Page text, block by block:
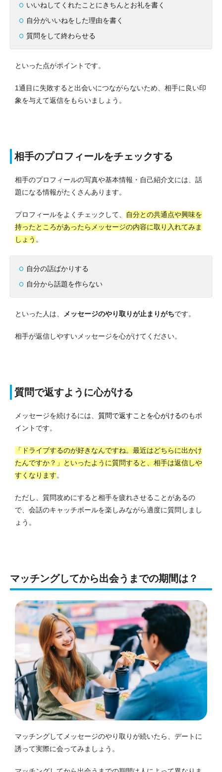
いいねしてくれたことにきちんとお礼を書く
自分がいいねをした理由を書く
質問をして終わらせる
といった点がポイントです。
1通目に失敗すると出会いにつながらないため、相手に良い印
象を与えて返信をもらいましょう。
相手のプロフィールをチェックする
相手のプロフィールの写真や基本情報・自己紹介文には、話
題になる情報がたくさんあります。
プロフィールをよくチェックして、
自分との共通点や興味を
持ったところがあったらメッセージの内容に取り入れてみま
しょう 。
自分の話ばかりする
自分から話題を作らない
といった人は、 メッセージのやり取りが止まりがちです。
相手が返信しやすいメッセージを心がけてください。
質問で返すように心がける
メッセージを続けるには、 質問で返すことを心がけるのもポ
イントです。
「ドライブするのが好きなんですね。最近はどちらに出かけ
たんですか？」といったように質問すると、相手は返信しや
すくなります。
ただし、質問攻めにすると相手を疲れさせることがあるの
で、会話のキャッチボールを楽しみながら適度に質問しまし
ょう。
マッチングしてから出会うまでの期間は？
マッチングしてメッセージのやり取りが続いたら、デートに
誘って実際に会ってみましょう。